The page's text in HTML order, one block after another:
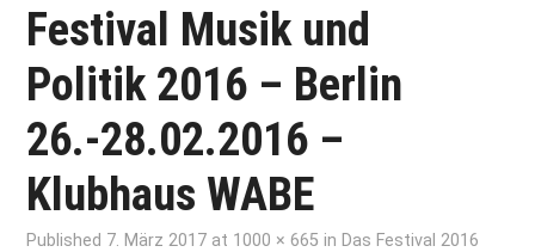
FESTIVAL
NEWS
AUSSTELLUNGEN
Festival Musik und
Politik 2016 – Berlin
26.-28.02.2016 –
Klubhaus WABE
Published 7. März 2017 at 1000 × 665 in Das Festival 2016